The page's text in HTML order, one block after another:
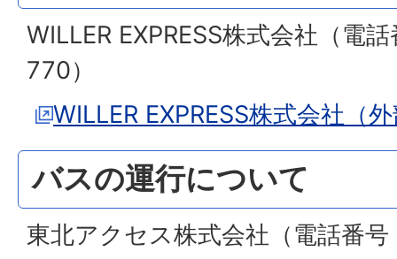
WILLER EXPRESS株式会社（電
770）
WILLER EXPRESS株式会社（
バスの運行について
東北アクセス株式会社（電話番